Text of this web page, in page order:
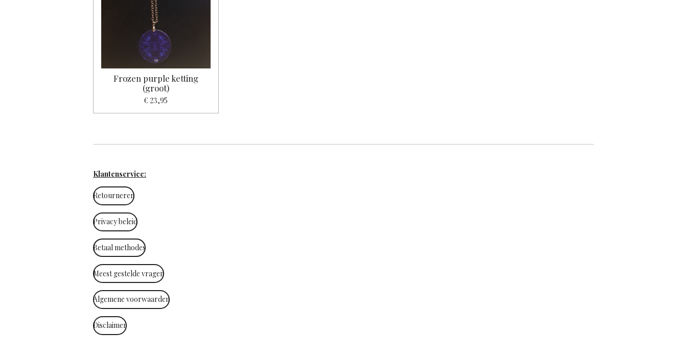
Frozen purple ketting
(groot)
€ 23,95
Klantenservice:
Retourneren
Privacy beleid
Betaal methodes
Meest gestelde vragen
Algemene voorwaarden
Disclaimer